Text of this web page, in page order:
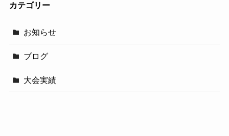
カテゴリー
お知らせ
ブログ
大会実績